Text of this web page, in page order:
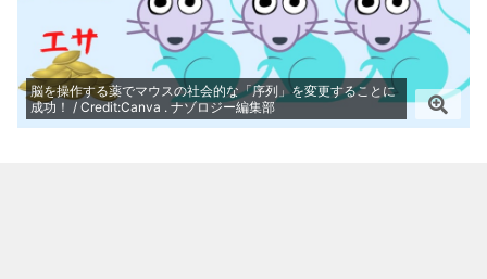
脳を操作する薬でマウスの社会的な「序列」を変更することに
成功！ / Credit:Canva . ナゾロジー編集部